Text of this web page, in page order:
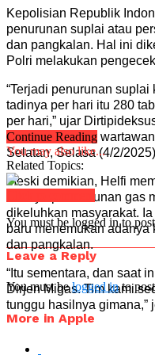
Kepolisian Republik
penurunan suplai atau
dan pangkalan. Hal ini
Polri melakukan
“Terjadi penurunan
tadinya per hari itu 280
per hari,” ujar
Assegaf kepada
Selatan, Selasa (4/2/
Meski demikian, Helfi
adanya penimbunan gas
dikeluhkan masyarakat.
baru menemukan
dan pangkalan.
“Itu sementara, dan saat
Dirjen Migas. Tim kami
tunggu hasilnya gimana,”
Continue Reading
You may also like...
Related Topics:
You must be logged in to
Leave a Reply
You must belogged into
More in Apple